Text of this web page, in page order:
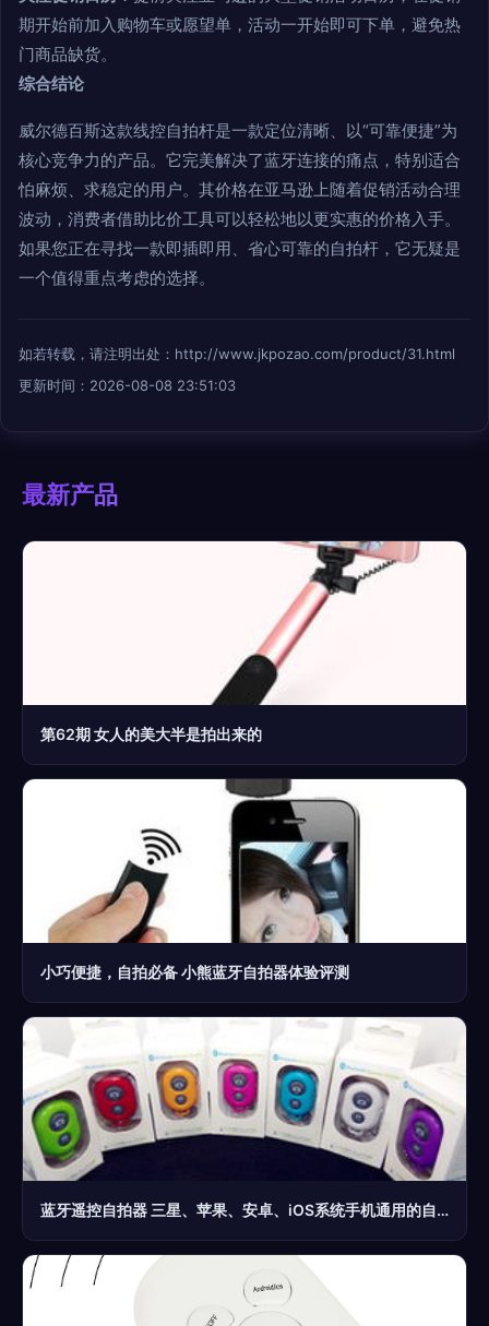
期开始前加入购物车或愿望单，活动一开始即可下单，避免热
门商品缺货。
综合结论
威尔德百斯这款线控自拍杆是一款定位清晰、以“可靠便捷”为
核心竞争力的产品。它完美解决了蓝牙连接的痛点，特别适合
怕麻烦、求稳定的用户。其价格在亚马逊上随着促销活动合理
波动，消费者借助比价工具可以轻松地以更实惠的价格入手。
如果您正在寻找一款即插即用、省心可靠的自拍杆，它无疑是
一个值得重点考虑的选择。
如若转载，请注明出处：http://www.jkpozao.com/product/31.html
更新时间：2026-08-08 23:51:03
最新产品
第62期 女人的美大半是拍出来的
小巧便捷，自拍必备 小熊蓝牙自拍器体验评测
蓝牙遥控自拍器 三星、苹果、安卓、iOS系统手机通用的自拍神器